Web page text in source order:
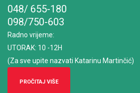
048/ 655-180
098/750-603
Radno vrijeme:
UTORAK: 10 -12H
(Za sve upite nazvati Katarinu Martinčić)
PROČITAJ VIŠE